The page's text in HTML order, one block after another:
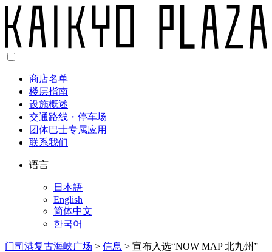
商店名单
楼层指南
设施概述
交通路线・停车场
团体巴士专属应用
联系我们
语言
日本語
English
简体中文
한국어
门司港复古海峡广场 > 信息 > 宣布入选“NOW MAP 北九州”